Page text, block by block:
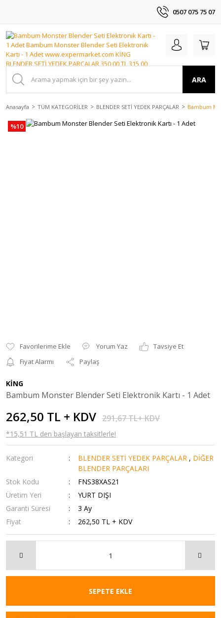
0507 075 75 07
ARA
Anasayfa TÜM KATEGORİLER BLENDER SETİ YEDEK PARÇALAR Bambum
%10
Yorum Yaz
Tavsiye Et
Fiyat Alarmı
Paylaş
KİNG
Bambum Monster Blender Seti Elektronik Kartı - 1 Adet
262,50 TL + KDV 291,67 TL+ KDV
*15,51 TL den başlayan taksitlerle!
Kategori BLENDER SETİ YEDEK PARÇALAR , DİĞER
BLENDER PARÇALARI
Stok Kodu
FNS38XAS21
Üretim Yeri
YURT DIŞI
Garanti Süresi
3 Ay
Fiyat
262,50 TL + KDV
SEPETE EKLE